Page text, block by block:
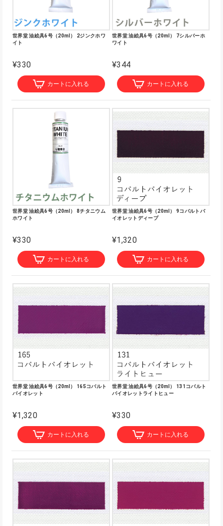
世界堂 油絵具6号（20ml） 2ジンクホワ
イト
¥330
カートに入れる
世界堂 油絵具6号（20ml） 7シルバーホ
ワイト
¥344
カートに入れる
世界堂 油絵具6号（20ml） 8チタニウム
ホワイト
¥330
カートに入れる
世界堂 油絵具6号（20ml） 9コバルトバ
イオレットディープ
¥1,320
カートに入れる
世界堂 油絵具6号（20ml） 165コバルト
バイオレット
¥1,320
カートに入れる
世界堂 油絵具6号（20ml） 131コバルト
バイオレットライトヒュー
¥330
カートに入れる